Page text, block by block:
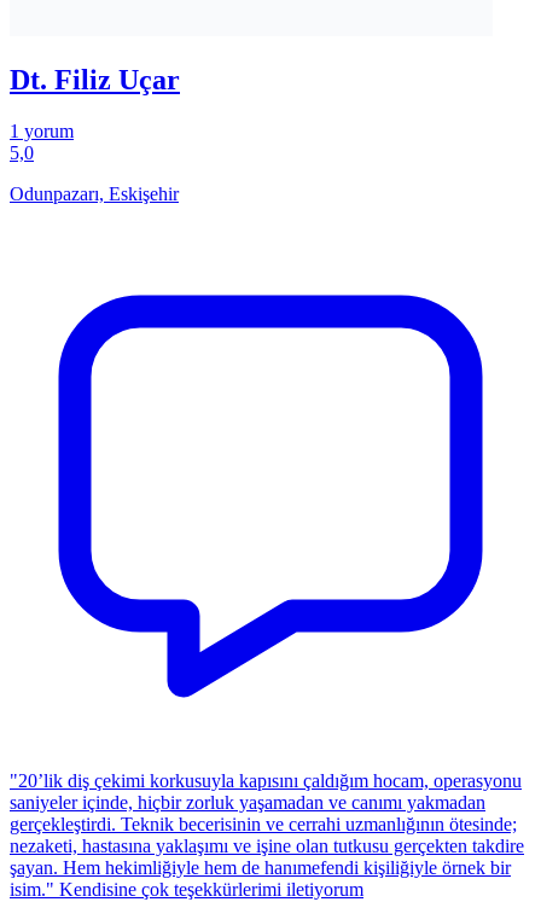
Dt. Filiz Uçar
1 yorum
5,0
Odunpazarı, Eskişehir
"20’lik diş çekimi korkusuyla kapısını çaldığım hocam, operasyonu
saniyeler içinde, hiçbir zorluk yaşamadan ve canımı yakmadan
gerçekleştirdi. Teknik becerisinin ve cerrahi uzmanlığının ötesinde;
nezaketi, hastasına yaklaşımı ve işine olan tutkusu gerçekten takdire
şayan. Hem hekimliğiyle hem de hanımefendi kişiliğiyle örnek bir
isim." Kendisine çok teşekkürlerimi iletiyorum